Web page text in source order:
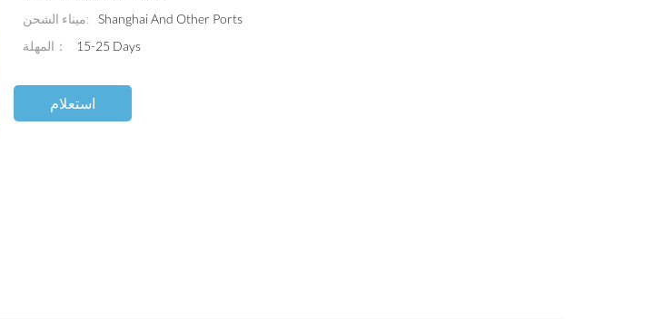
ميناء الشحن:
Shanghai And Other Ports
المهلة：
15-25 Days
استعلام